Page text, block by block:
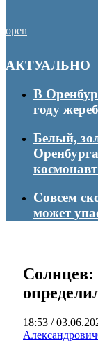
open
АКТУАЛЬНО
В
году
Белый,
Совсем
может
18:53 /
Александрович